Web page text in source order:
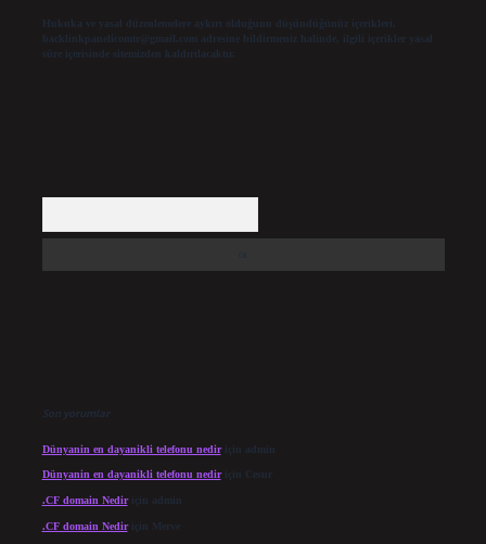
Hukuka ve yasal düzenlemelere aykırı olduğunu düşündüğünüz içerikleri,
backlinkpanelicomtr@gmail.com adresine bildirmeniz halinde, ilgili içerikler yasal
süre içerisinde sitemizden kaldırılacaktır.
Son yorumlar
Dünyanin en dayanikli telefonu nediriçin admin
Dünyanin en dayanikli telefonu nediriçin Cesur
.CF domain Nediriçin admin
.CF domain Nediriçin Merve